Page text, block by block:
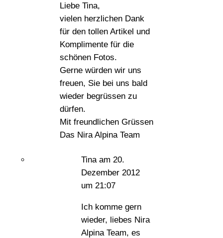
Liebe Tina,
vielen herzlichen Dank
für den tollen Artikel und
Komplimente für die
schönen Fotos.
Gerne würden wir uns
freuen, Sie bei uns bald
wieder begrüssen zu
dürfen.
Mit freundlichen Grüssen
Das Nira Alpina Team
Tina am 20.
Dezember 2012
um 21:07
Ich komme gern
wieder, liebes Nira
Alpina Team, es